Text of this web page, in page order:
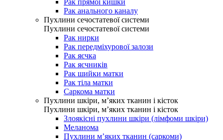
Рак прямої кишки
Рак анального каналу
Пухлини сечостатевої системи
Пухлини сечостатевої системи
Рак нирки
Рак передміхурової залози
Рак яєчка
Рак яєчників
Рак шийки матки
Рак тіла матки
Саркома матки
Пухлини шкіри, м’яких тканин і кісток
Пухлини шкіри, м’яких тканин і кісток
Злоякісні пухлини шкіри (лімфоми шкіри)
Меланома
Пухлини м’яких тканин (саркоми)